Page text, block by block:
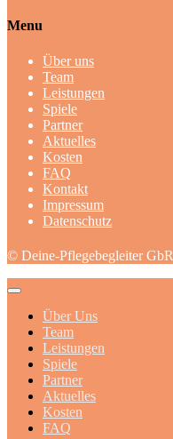
Menu
Über uns
Team
Leistungen
Spiele
Partner
Aktuelles
Kosten
FAQ
Kontakt
Impressum
Datenschutz
© Deine-Pflegebegleiter GbR
Über Uns
Team
Leistungen
Spiele
Partner
Aktuelles
Kosten
FAQ